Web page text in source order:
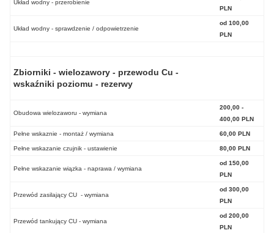
Układ wodny - przerobienie
PLN
Układ wodny - sprawdzenie / odpowietrzenie
od 100,00
PLN
Zbiorniki - wielozawory - przewodu Cu -
wskaźniki poziomu - rezerwy
Obudowa wielozaworu - wymiana
200,00 -
400,00 PLN
Pełne wskaznie - montaż / wymiana 60,00 PLN
Pełne wskazanie czujnik - ustawienie 80,00 PLN
Pełne wskazanie wiązka - naprawa / wymiana
od 150,00
PLN
Przewód zasilający CU - wymiana
od 300,00
PLN
Przewód tankujący CU - wymiana
od 200,00
PLN